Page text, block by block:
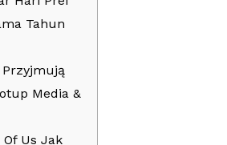
Tahun
Przyjmują
Media &
Of Us Jak